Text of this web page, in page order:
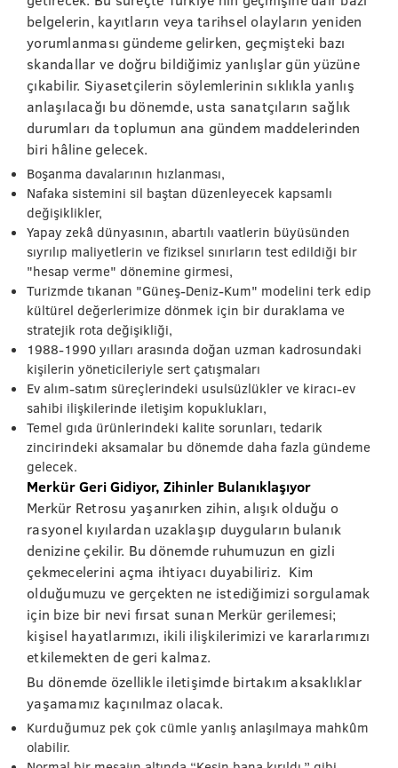
belgelerin, kayıtların veya tarihsel olayların yeniden
yorumlanması gündeme gelirken, geçmişteki bazı
skandallar ve doğru bildiğimiz yanlışlar gün yüzüne
çıkabilir. Siyasetçilerin söylemlerinin sıklıkla yanlış
anlaşılacağı bu dönemde, usta sanatçıların sağlık
durumları da toplumun ana gündem maddelerinden
biri hâline gelecek.
Boşanma davalarının hızlanması,
Nafaka sistemini sil baştan düzenleyecek kapsamlı
değişiklikler,
Yapay zekâ dünyasının, abartılı vaatlerin büyüsünden
sıyrılıp maliyetlerin ve fiziksel sınırların test edildiği bir
"hesap verme" dönemine girmesi,
Turizmde tıkanan "Güneş-Deniz-Kum" modelini terk edip
kültürel değerlerimize dönmek için bir duraklama ve
stratejik rota değişikliği,
1988-1990 yılları arasında doğan uzman kadrosundaki
kişilerin yöneticileriyle sert çatışmaları
Ev alım-satım süreçlerindeki usulsüzlükler ve kiracı-ev
sahibi ilişkilerinde iletişim kopuklukları,
Temel gıda ürünlerindeki kalite sorunları, tedarik
zincirindeki aksamalar bu dönemde daha fazla gündeme
gelecek.
Merkür Geri Gidiyor, Zihinler Bulanıklaşıyor
Merkür Retrosu yaşanırken zihin, alışık olduğu o
rasyonel kıyılardan uzaklaşıp duyguların bulanık
denizine çekilir. Bu dönemde ruhumuzun en gizli
çekmecelerini açma ihtiyacı duyabiliriz. Kim
olduğumuzu ve gerçekten ne istediğimizi sorgulamak
için bize bir nevi fırsat sunan Merkür gerilemesi;
kişisel hayatlarımızı, ikili ilişkilerimizi ve kararlarımızı
etkilemekten de geri kalmaz.
Bu dönemde özellikle iletişimde birtakım aksaklıklar
yaşamamız kaçınılmaz olacak.
Kurduğumuz pek çok cümle yanlış anlaşılmaya mahkûm
olabilir.